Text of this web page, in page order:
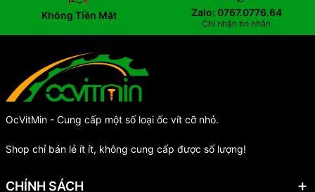
Không Tiền Mặt Zalo: 0767.0776.64
Chỉ nhận tin nhắn
OcVitMin - Cung cấp một số loại ốc vít cỡ nhỏ.
Shop chỉ bán lẻ ít ít, không cung cấp được số lượng!
CHÍNH SÁCH